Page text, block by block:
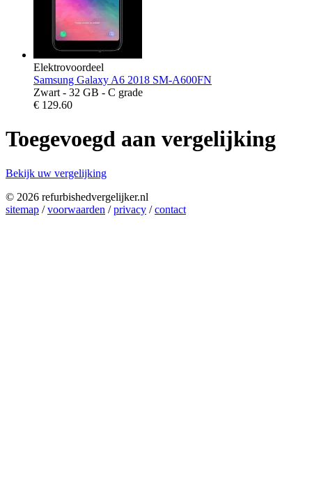
Elektrovoordeel
Samsung Galaxy A6 2018 SM-A600FN
Zwart - 32 GB - C grade
€ 129.60
Toegevoegd aan vergelijking
Bekijk uw vergelijking
© 2026 refurbishedvergelijker.nl
sitemap /voorwaarden /privacy /contact